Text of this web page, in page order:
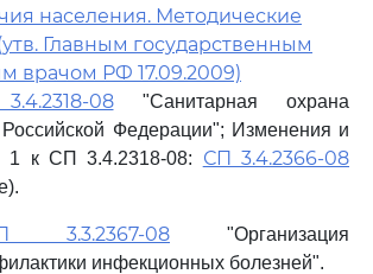
населения. Методические
Главным государственным
врачом РФ 17.09.2009)
08"Санитарная охрана
Российской Федерации"; Изменения и
1 к СП 3.4.2318-08: СП 3.4.2366-08
3.3.2367-08 "Организация
инфекционных болезней".